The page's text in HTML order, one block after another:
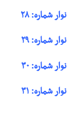
نوار شماره: ۲۸
نوار شماره: ۲۹
نوار شماره: ۳۰
ٖنوار شماره: ۳۱